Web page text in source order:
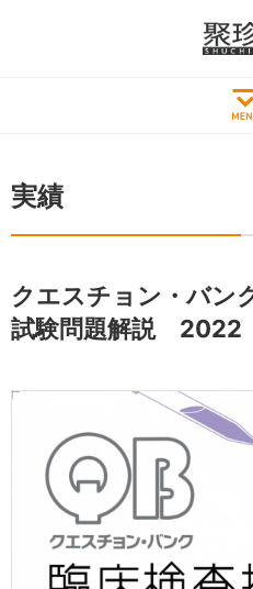
実績
クエスチョン・バン
試験問題解説 2022